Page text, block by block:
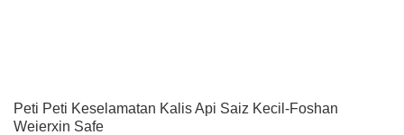
Peti Peti Keselamatan Kalis Api Saiz Kecil-Foshan
Weierxin Safe